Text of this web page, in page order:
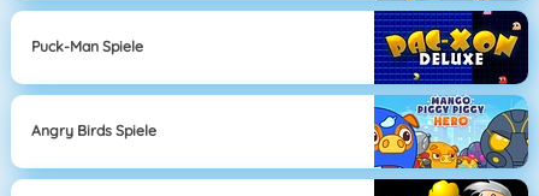
Puck-Man Spiele
Angry Birds Spiele